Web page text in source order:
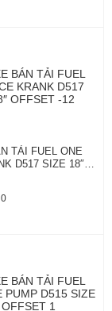
TẢI FUEL ONE
D517 SIZE 18″
0